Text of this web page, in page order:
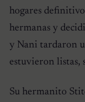
hogares
hermanas y
y Nani tardaron
estuvieron listas,
Su hermanito